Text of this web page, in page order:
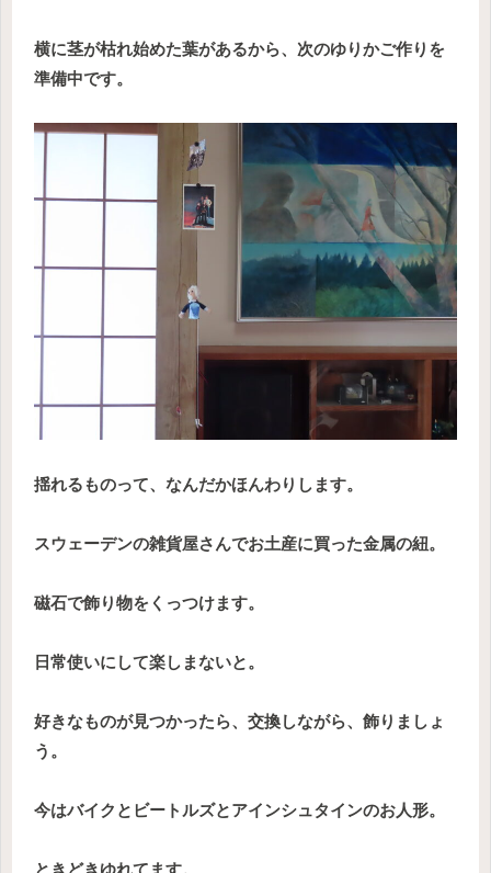
横に茎が枯れ始めた葉があるから、次のゆりかご作りを
準備中です。
揺れるものって、なんだかほんわりします。
スウェーデンの雑貨屋さんでお土産に買った金属の紐。
磁石で飾り物をくっつけます。
日常使いにして楽しまないと。
好きなものが見つかったら、交換しながら、飾りましょ
う。
今はバイクとビートルズとアインシュタインのお人形。